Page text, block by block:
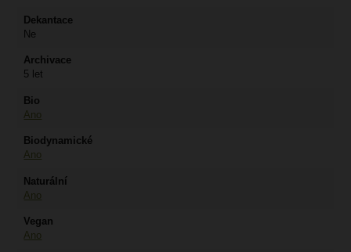
Dekantace
Ne
Archivace
5 let
Bio
Ano
Biodynamické
Ano
Naturální
Ano
Vegan
Ano